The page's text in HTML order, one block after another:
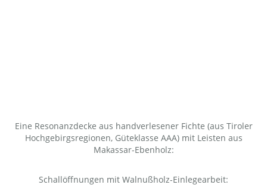
Eine Resonanzdecke aus handverlesener Fichte (aus Tiroler
Hochgebirgsregionen, Güteklasse AAA) mit Leisten aus
Makassar-Ebenholz:
Schallöffnungen mit Walnußholz-Einlegearbeit: